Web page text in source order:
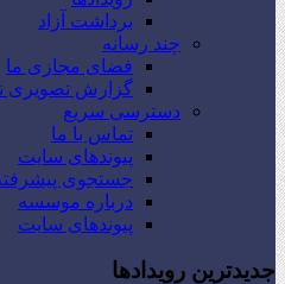
برداشت آزاد
چند رسانه
فضای مجازی ما
گزارش تصویری
دسترسی سریع
تماس با ما
پیوندهای سایت
جستجوی
درباره موسسه
پیوندهای سایت
جدیدترین رویدادها